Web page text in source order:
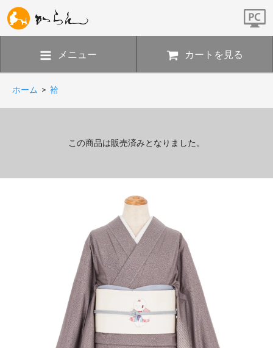
メニュー カートを見る
ホーム > 袷
この商品は販売済みとなりました。